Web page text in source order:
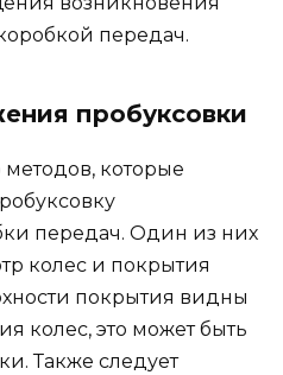
передач.
пробуксовки
методов, которые
передач. Один из них
колес и покрытия
покрытия видны
колес, это может быть
Также следует